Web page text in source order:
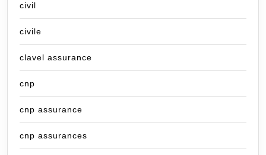
civil
civile
clavel assurance
cnp
cnp assurance
cnp assurances